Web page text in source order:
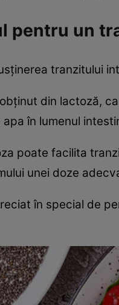
pentru un
tranzitului
din lactoză,
în lumenul
poate facilita
unei doze
în special de